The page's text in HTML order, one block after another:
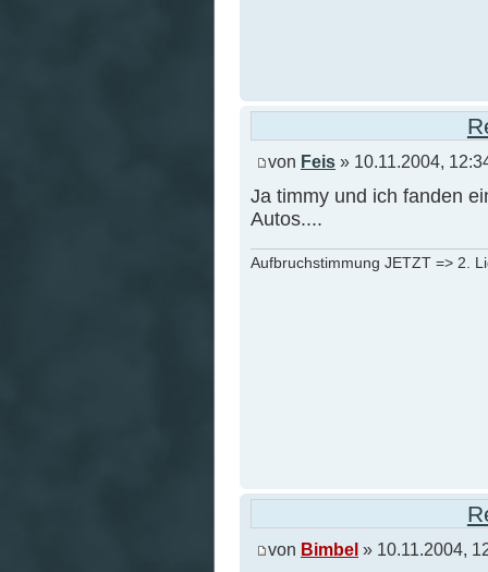
von Feis » 10.11.2004,
Ja timmy und ich fanden
Autos....
Aufbruchstimmung JETZT => 2.
von Bimbel » 10.11.2004,